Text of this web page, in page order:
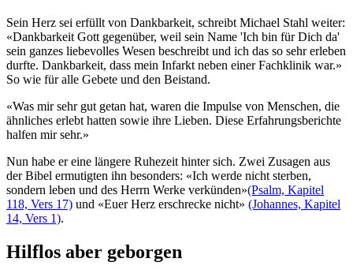
Sein Herz sei erfüllt von Dankbarkeit, schreibt Michael Stahl weiter:
«Dankbarkeit Gott gegenüber, weil sein Name 'Ich bin für Dich da'
sein ganzes liebevolles Wesen beschreibt und ich das so sehr erleben
durfte. Dankbarkeit, dass mein Infarkt neben einer Fachklinik war.»
So wie für alle Gebete und den Beistand.
«Was mir sehr gut getan hat, waren die Impulse von Menschen, die
ähnliches erlebt hatten sowie ihre Lieben. Diese Erfahrungsberichte
halfen mir sehr.»
Nun habe er eine längere Ruhezeit hinter sich. Zwei Zusagen aus
der Bibel ermutigten ihn besonders: «Ich werde nicht sterben,
sondern leben und des Herrn Werke verkünden»(Psalm, Kapitel
118, Vers 17) und «Euer Herz erschrecke nicht» (Johannes, Kapitel
14, Vers 1).
Hilflos aber geborgen